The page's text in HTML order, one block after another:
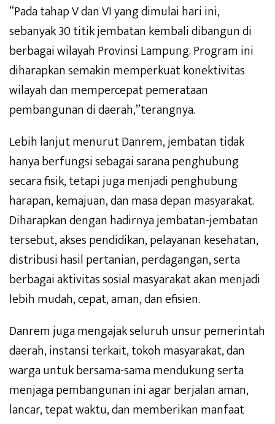
“Pada tahap V dan VI yang dimulai hari ini,
sebanyak 30 titik jembatan kembali dibangun di
berbagai wilayah Provinsi Lampung. Program ini
diharapkan semakin memperkuat konektivitas
wilayah dan mempercepat pemerataan
pembangunan di daerah,”terangnya.
Lebih lanjut menurut Danrem, jembatan tidak
hanya berfungsi sebagai sarana penghubung
secara fisik, tetapi juga menjadi penghubung
harapan, kemajuan, dan masa depan masyarakat.
Diharapkan dengan hadirnya jembatan-jembatan
tersebut, akses pendidikan, pelayanan kesehatan,
distribusi hasil pertanian, perdagangan, serta
berbagai aktivitas sosial masyarakat akan menjadi
lebih mudah, cepat, aman, dan efisien.
Danrem juga mengajak seluruh unsur pemerintah
daerah, instansi terkait, tokoh masyarakat, dan
warga untuk bersama-sama mendukung serta
menjaga pembangunan ini agar berjalan aman,
lancar, tepat waktu, dan memberikan manfaat